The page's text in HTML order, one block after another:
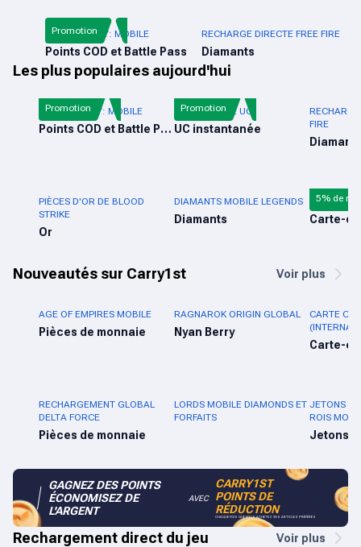
CALL OF DUTY: MOBILE
Points COD et Battle Pass
Promotion RECHARGE DIRECTE FREE FIRE
Diamants
Les plus populaires aujourd'hui
CALL OF DUTY: MOBILE
Points COD et Battle Pass
Promotion PUBG MOBILE UC
UC instantanée
Promotion
FIRE
PIÈCES D'OR DE BLOOD
STRIKE
Or
DIAMANTS MOBILE LEGENDS
Diamants
CARTE-
Carte-
5% de
Nouveautés sur Carry1st Voir plus
AGE OF EMPIRES MOBILE
Pièces de monnaie
RAGNAROK ORIGIN GLOBAL
Nyan Berry
CARTE
Carte-
RECHARGEMENT GLOBAL
DELTA FORCE
Pièces de monnaie
LORDS MOBILE DIAMONDS ET
FORFAITS
JETONS
ROIS
Jetons
GAGNEZ DES POINTS
ÉCONOMISEZ DE
L'ARGENT
AVEC
CARRY1ST
POINTS DE
RÉDUCTION
CHAQUE FOIS QUE VOUS ACHETEZ VOS ARTICLES PRÉFÉRÉS
Rechargement direct du jeu Voir plus